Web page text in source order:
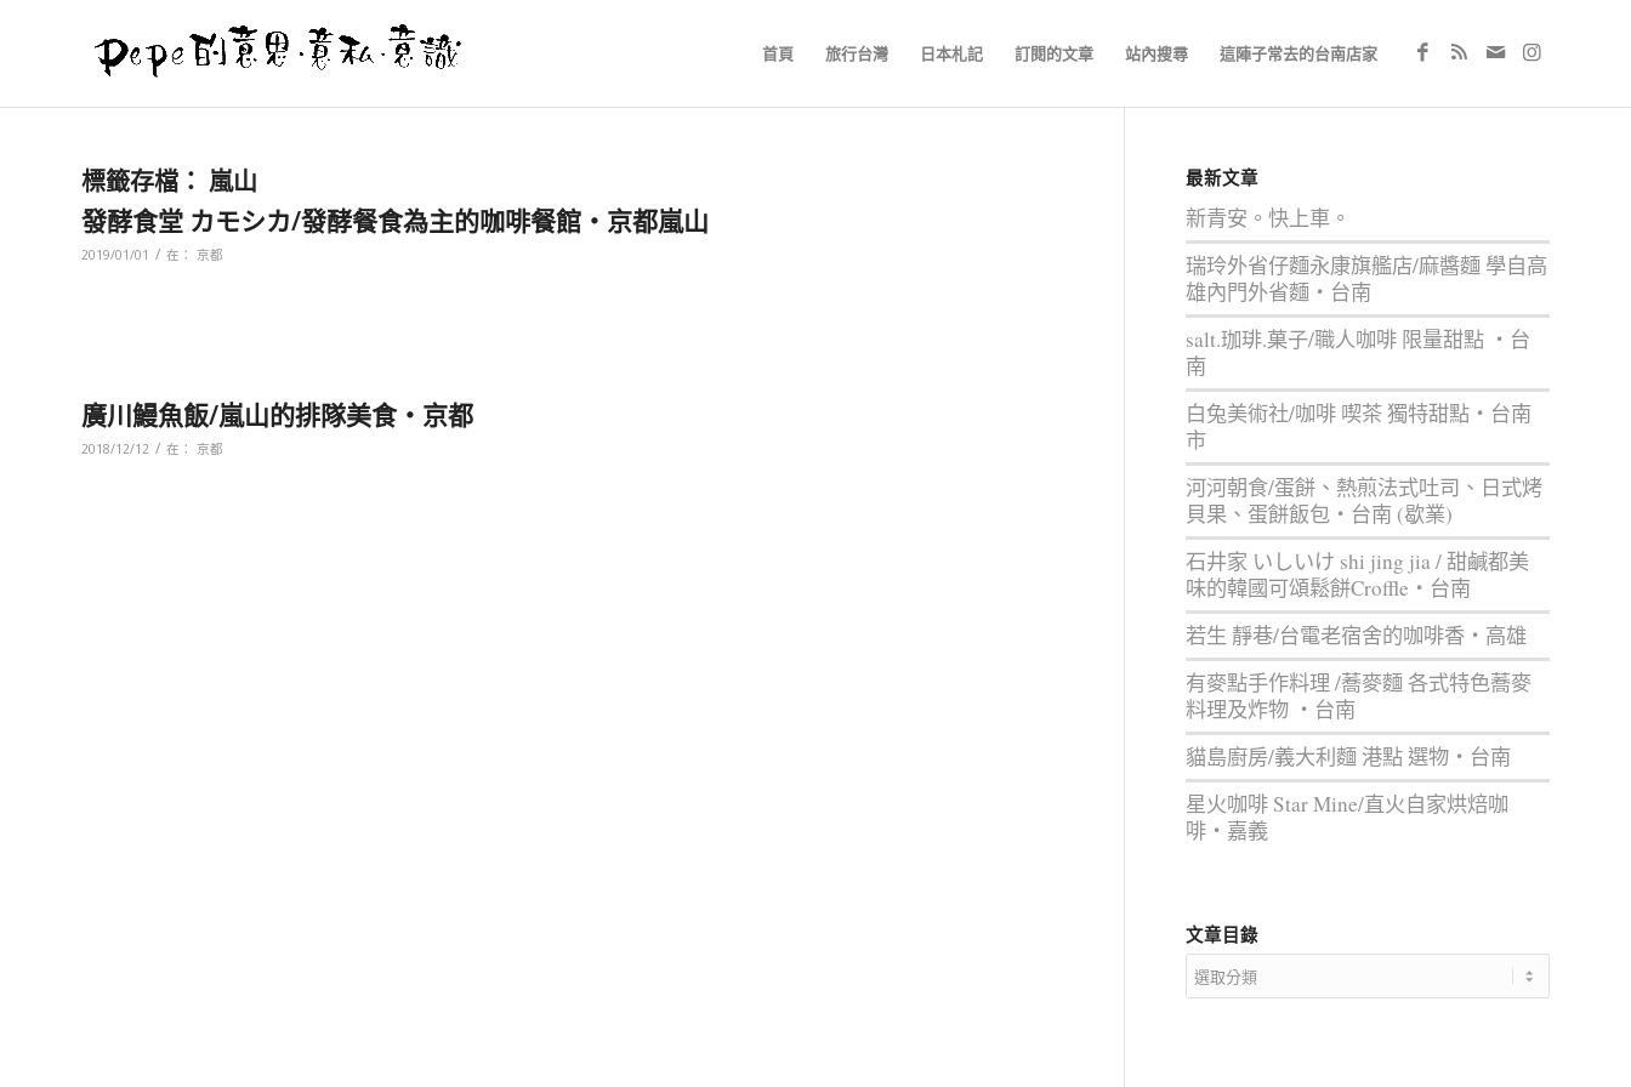
首頁 旅行台灣 日本札記 訂閱的文章 站內搜尋 這陣子常去的台南店家
標籤存檔： 嵐山
發酵食堂 カモシカ/發酵餐食為主的咖啡餐館‧京都嵐山
2019/01/01 / 在： 京都
廣川鰻魚飯/嵐山的排隊美食‧京都
2018/12/12 / 在： 京都
最新文章
新青安。快上車。
瑞玲外省仔麵永康旗艦店/麻醬麵 學自高
雄內門外省麵‧台南
salt.珈琲.菓子/職人咖啡 限量甜點 ‧台
南
白兔美術社/咖啡 喫茶 獨特甜點‧台南
市
河河朝食/蛋餅、熱煎法式吐司、日式烤
貝果、蛋餅飯包‧台南 (歇業)
石井家 いしいけ shi jing jia / 甜鹹都美
味的韓國可頌鬆餅Croffle‧台南
若生 靜巷/台電老宿舍的咖啡香‧高雄
有麥點手作料理 /蕎麥麵 各式特色蕎麥
料理及炸物 ‧台南
貓島廚房/義大利麵 港點 選物‧台南
星火咖啡 Star Mine/直火自家烘焙咖
啡‧嘉義
文章目錄
文
章